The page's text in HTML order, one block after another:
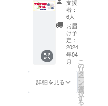
お選び
くださ
い。
感謝の
メッ
セージ
動画 ・
ステッ
カー ・
キーホ
ルダー
※ご希望
のトー
込み)】
〇2024
年4月13
日大阪
市内の
飲食店
でオフ
会を開
催しま
す！一
緒に食
べて飲
支援
者：
6人
お届
け予
定：
2024
年04
月
詳細を見る
こ
の
リ
タ
ー
ン
を
選
択
す
る